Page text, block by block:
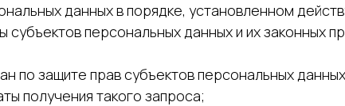
данных в порядке, установленном
персональных данных и их законных
по защите прав субъектов персональных
получения такого запроса;